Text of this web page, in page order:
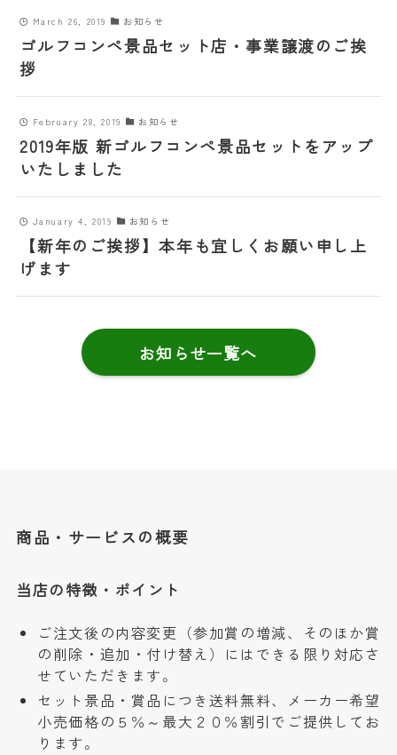
March 26, 2019 お知らせ
ゴルフコンペ景品セット店・事業譲渡のご挨
拶
February 28, 2019 お知らせ
2019年版 新ゴルフコンペ景品セットをアップ
いたしました
January 4, 2019 お知らせ
【新年のご挨拶】本年も宜しくお願い申し上
げます
お知らせ一覧へ
商品・サービスの概要
当店の特徴・ポイント
ご注文後の内容変更（参加賞の増減、そのほか賞
の削除・追加・付け替え）にはできる限り対応さ
せていただきます。
セット景品・賞品につき送料無料、メーカー希望
小売価格の５％～最大２０％割引でご提供してお
ります。